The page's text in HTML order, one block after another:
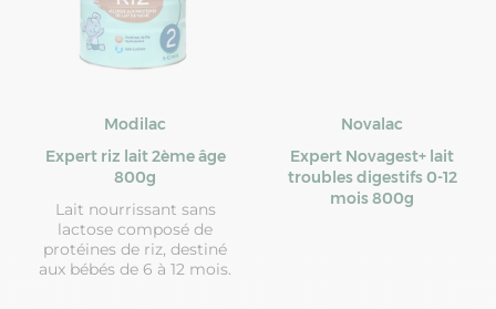
Modilac
Expert riz lait 2ème âge
800g
Lait nourrissant sans
lactose composé de
protéines de riz, destiné
aux bébés de 6 à 12 mois.
Novalac
Expert Novagest+ lait
troubles digestifs 0-12
mois 800g